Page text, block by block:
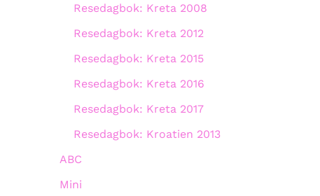
Resedagbok: Kreta 2008
Resedagbok: Kreta 2012
Resedagbok: Kreta 2015
Resedagbok: Kreta 2016
Resedagbok: Kreta 2017
Resedagbok: Kroatien 2013
ABC
Mini